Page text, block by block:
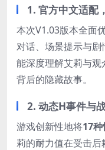
1. ​ 官方中文适配
本次V1.03版本全面
对话、场景提示与
能深度理解艾莉与
背后的隐藏故事。
2. ​ 动态H事件与
游戏创新性地将17
莉的耐力值在受击